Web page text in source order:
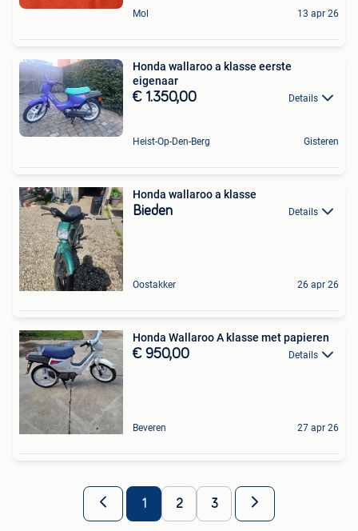
Mol 13 apr 26
Honda wallaroo a klasse eerste
eigenaar
€ 1.350,00 Details
Heist-Op-Den-Berg Gisteren
Honda wallaroo a klasse
Bieden Details
Oostakker 26 apr 26
Honda Wallaroo A klasse met papieren
€ 950,00 Details
Beveren 27 apr 26
1 2 3